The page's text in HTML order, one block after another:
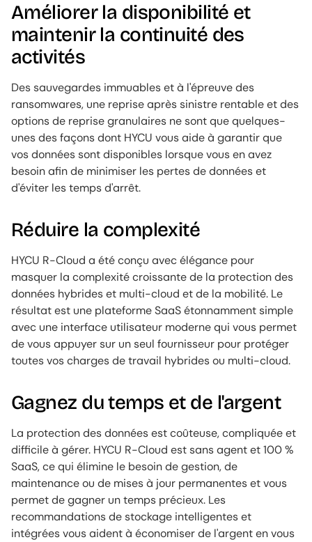
Améliorer la disponibilité et
maintenir la continuité des
activités
Des sauvegardes immuables et à l'épreuve des
ransomwares, une reprise après sinistre rentable et des
options de reprise granulaires ne sont que quelques-
unes des façons dont HYCU vous aide à garantir que
vos données sont disponibles lorsque vous en avez
besoin afin de minimiser les pertes de données et
d'éviter les temps d'arrêt.
Réduire la complexité
HYCU R-Cloud a été conçu avec élégance pour
masquer la complexité croissante de la protection des
données hybrides et multi-cloud et de la mobilité. Le
résultat est une plateforme SaaS étonnamment simple
avec une interface utilisateur moderne qui vous permet
de vous appuyer sur un seul fournisseur pour protéger
toutes vos charges de travail hybrides ou multi-cloud.
Gagnez du temps et de l'argent
La protection des données est coûteuse, compliquée et
difficile à gérer. HYCU R-Cloud est sans agent et 100 %
SaaS, ce qui élimine le besoin de gestion, de
maintenance ou de mises à jour permanentes et vous
permet de gagner un temps précieux. Les
recommandations de stockage intelligentes et
intégrées vous aident à économiser de l'argent en vous